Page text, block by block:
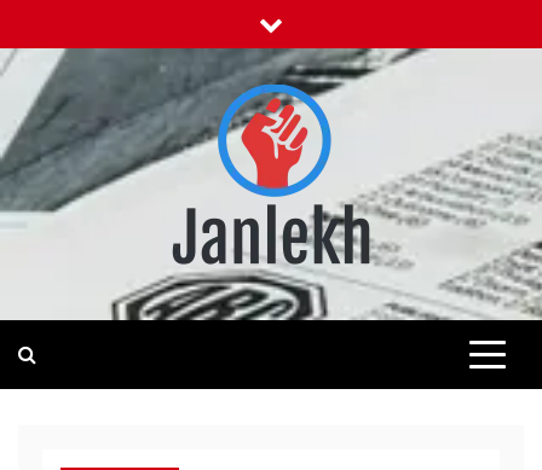
to
content
News for Public